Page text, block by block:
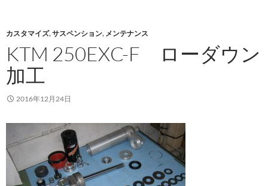
カスタマイズ,サスペンション, メンテナンス
KTM 250EXC-F ローダウン
加工
2016年12月24日